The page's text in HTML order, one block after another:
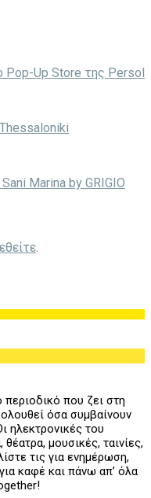
Pop-Up Store της Persol
Marina by GRIGIO
.
περιοδικό που ζει στη
όσα συμβαίνουν
ηλεκτρονικές του
μουσικές, ταινίες,
τις για ενημέρωση,
καφέ και πάνω απ’ όλα